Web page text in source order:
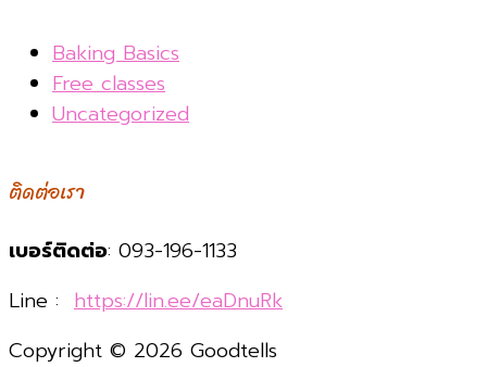
Baking Basics
Free classes
Uncategorized
ติดต่อเรา
เบอร์ติดต่อ: 093-196-1133
Line : https://lin.ee/eaDnuRk
Copyright © 2026 Goodtells